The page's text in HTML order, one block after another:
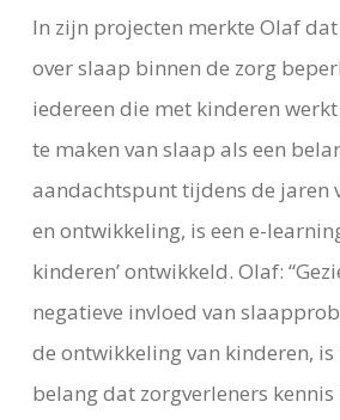
In zijn projecten merkte Olaf
over slaap binnen de zorg
iedereen die met kinderen
te maken van slaap als een
aandachtspunt tijdens de jaren
en ontwikkeling, is een e-
kinderen’ ontwikkeld. Olaf:
negatieve invloed van
de ontwikkeling van kinderen, is
belang dat zorgverleners kennis